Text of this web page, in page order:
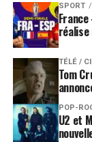
SPORT
réalise
TÉLÉ /
Tom
POP-
U2 et